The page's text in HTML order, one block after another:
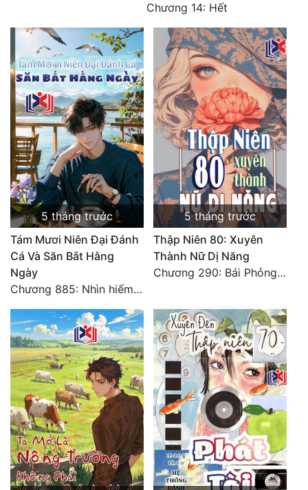
Chương 14: Hết
5 tháng trước
Tám Mươi Niên Đại Đánh
Cá Và Săn Bắt Hằng
Ngày
Chương 885: Nhìn hiếm lạ
5 tháng trước
Thập Niên 80: Xuyên
Thành Nữ Dị Năng
Chương 290: Bái Phỏng Viên Gia